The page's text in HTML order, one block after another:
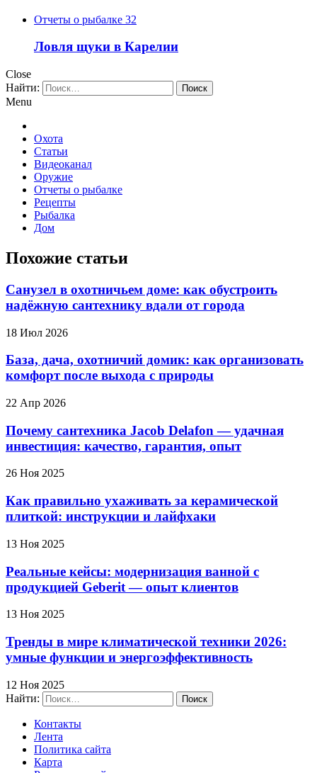
Отчеты о рыбалке 32
Ловля щуки в Карелии
Close
Найти:
Menu
Охота
Статьи
Видеоканал
Оружие
Отчеты о рыбалке
Рецепты
Рыбалка
Дом
Похожие статьи
Санузел в охотничьем доме: как обустроить
надёжную сантехнику вдали от города
18 Июл 2026
База, дача, охотничий домик: как организовать
комфорт после выхода с природы
22 Апр 2026
Почему сантехника Jacob Delafon — удачная
инвестиция: качество, гарантия, опыт
26 Ноя 2025
Как правильно ухаживать за керамической
плиткой: инструкции и лайфхаки
13 Ноя 2025
Реальные кейсы: модернизация ванной с
продукцией Geberit — опыт клиентов
13 Ноя 2025
Тренды в мире климатической техники 2026:
умные функции и энергоэффективность
12 Ноя 2025
Найти:
Контакты
Лента
Политика сайта
Карта